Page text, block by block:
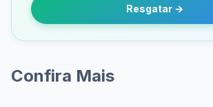
Resgatar →
Confira Mais